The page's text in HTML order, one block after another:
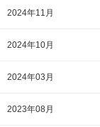
2024年11月
2024年10月
2024年03月
2023年08月